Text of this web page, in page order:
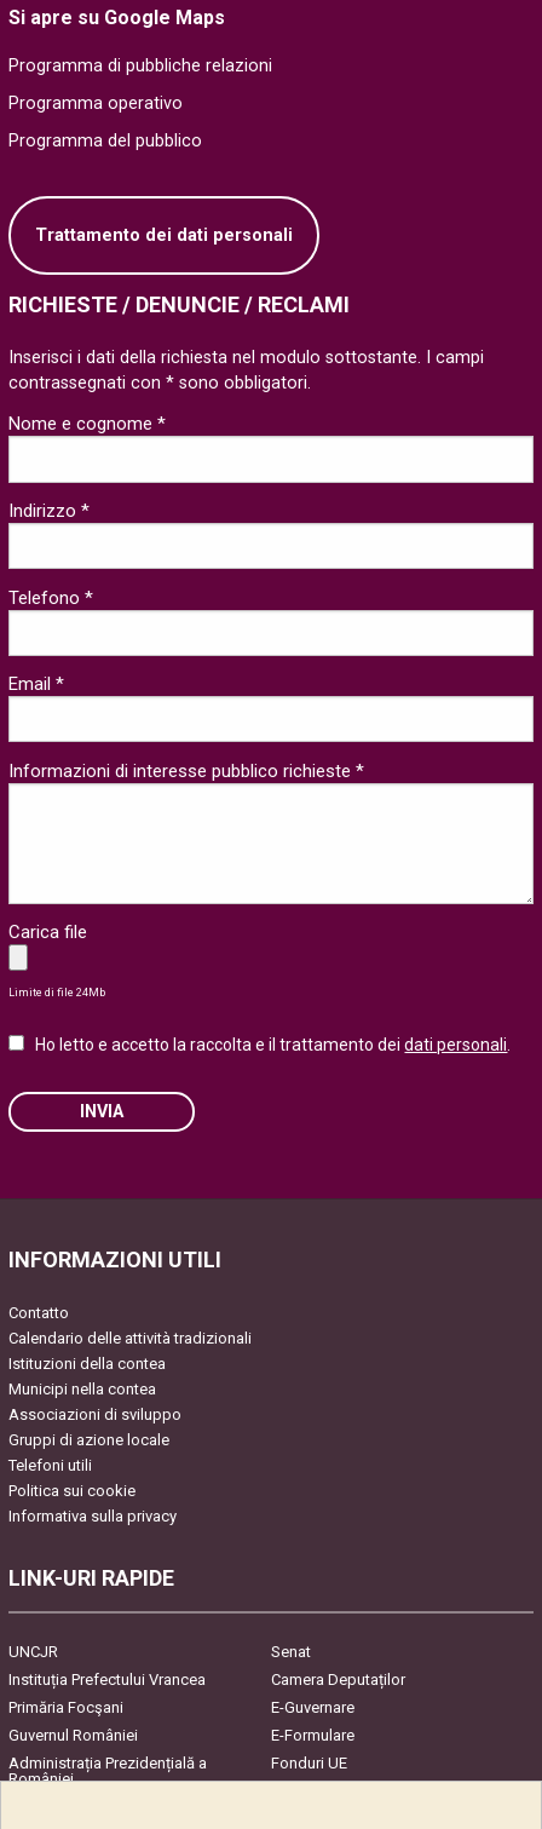
Si apre su Google Maps
Programma di pubbliche relazioni
Programma operativo
Programma del pubblico
Trattamento dei dati personali
RICHIESTE / DENUNCIE / RECLAMI
Inserisci i dati della richiesta nel modulo sottostante. I campi
contrassegnati con * sono obbligatori.
Nome e cognome *
Indirizzo *
Telefono *
Email *
Informazioni di interesse pubblico richieste *
Carica file
Limite di file 24Mb
Ho letto e accetto la raccolta e il trattamento deidati personali
INVIA
INFORMAZIONI UTILI
Contatto
Calendario delle attività tradizionali
Istituzioni della contea
Municipi nella contea
Associazioni di sviluppo
Gruppi di azione locale
Telefoni utili
Politica sui cookie
Informativa sulla privacy
LINK-URI RAPIDE
UNCJR
Senat
Instituția Prefectului Vrancea
Camera Deputaților
Primăria Focşani
E-Guvernare
Guvernul României
E-Formulare
Administrația Prezidențială a
României
Fonduri UE